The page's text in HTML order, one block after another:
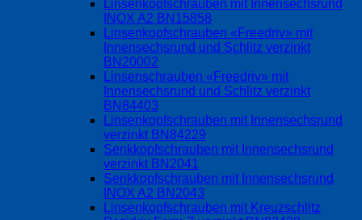
Linsenkopfschrauben mit Innensechsrund
INOX A2 BN15858
Linsenkopfschrauben «Freedriv» mit
Innensechsrund und Schlitz verzinkt
BN20002
Linsenschrauben «Freedriv» mit
Innensechsrund und Schlitz verzinkt
BN84403
Linsenkopfschrauben mit Innensechsrund
verzinkt BN84229
Senkkopfschrauben mit Innensechsrund
verzinkt BN2041
Senkkopfschrauben mit Innensechsrund
INOX A2 BN2043
Linsenkopfschrauben mit Kreuzschlitz